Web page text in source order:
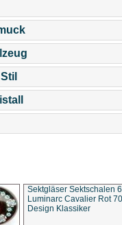
Sektgläser Sektschalen
Luminarc Cavalier Rot
Design Klassiker